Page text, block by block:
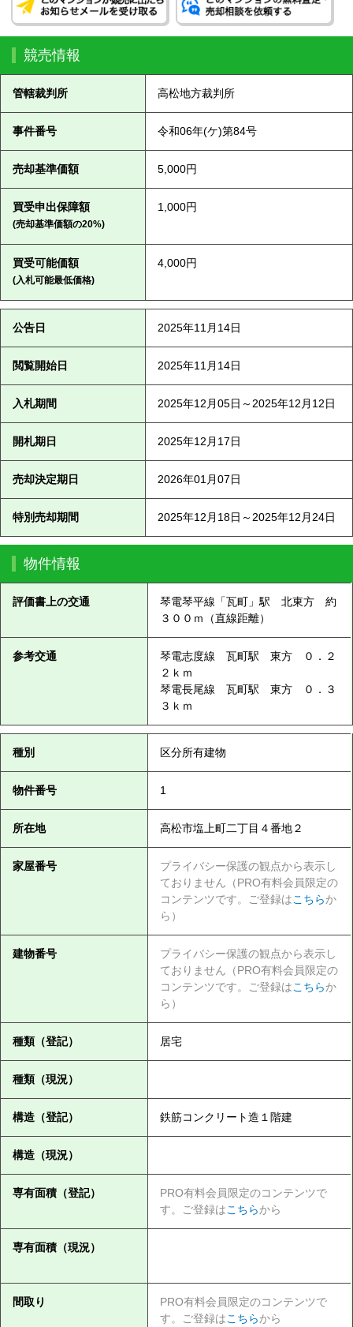
競売情報
管轄裁判所 高松地方裁判所
事件番号 令和06年(ケ)第84号
売却基準価額 5,000円
買受申出保障額
(売却基準価額の20%)
1,000円
買受可能価額
(入札可能最低価格)
4,000円
公告日 2025年11月14日
閲覧開始日 2025年11月14日
入札期間 2025年12月05日～2025年12月12日
開札期日 2025年12月17日
売却決定期日 2026年01月07日
特別売却期間 2025年12月18日～2025年12月24日
物件情報
評価書上の交通
琴電琴平線「瓦町」駅 北東方 約
３００ｍ（直線距離）
参考交通
琴電志度線 瓦町駅 東方 ０．２
２ｋｍ
琴電長尾線 瓦町駅 東方 ０．３
３ｋｍ
種別 区分所有建物
物件番号 1
所在地 高松市塩上町二丁目４番地２
家屋番号
プライバシー保護の観点から表示し
ておりません（PRO有料会員限定の
コンテンツです。ご登録はこちらか
ら）
建物番号
プライバシー保護の観点から表示し
ておりません（PRO有料会員限定の
コンテンツです。ご登録はこちらか
ら）
種類（登記） 居宅
種類（現況）
構造（登記） 鉄筋コンクリート造１階建
構造（現況）
専有面積（登記）
PRO有料会員限定のコンテンツで
す。ご登録はこちらから
専有面積（現況）
間取り
PRO有料会員限定のコンテンツで
す。ご登録はこちらから